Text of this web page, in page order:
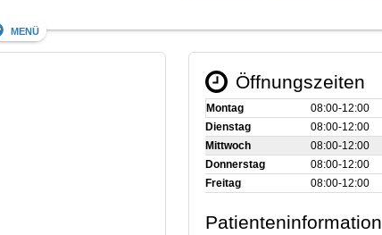
Menü
Öffnungszeiten
Montag 08:00‑12:00
Dienstag
08:00‑12:00
Mittwoch
08:00‑12:00
Donnerstag
08:00‑12:00
Freitag
08:00‑12:00
Patienteninformation